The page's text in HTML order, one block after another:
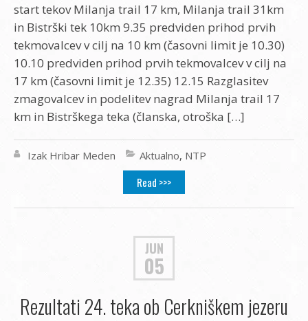
start tekov Milanja trail 17 km, Milanja trail 31km
in Bistrški tek 10km 9.35 predviden prihod prvih
tekmovalcev v cilj na 10 km (časovni limit je 10.30)
10.10 predviden prihod prvih tekmovalcev v cilj na
17 km (časovni limit je 12.35) 12.15 Razglasitev
zmagovalcev in podelitev nagrad Milanja trail 17
km in Bistrškega teka (članska, otroška […]
Izak Hribar Meden Aktualno, NTP
Read >>>
JUN
05
Rezultati 24. teka ob Cerkniškem jezeru